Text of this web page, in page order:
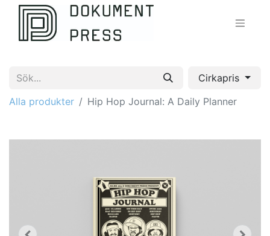
Cirkapris
Alla produkter
Hip Hop Journal: A Daily Planner